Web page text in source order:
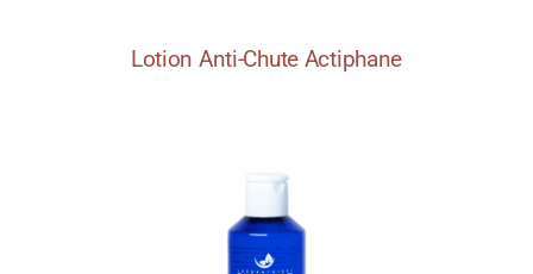
Lotion Anti-Chute Actiphane